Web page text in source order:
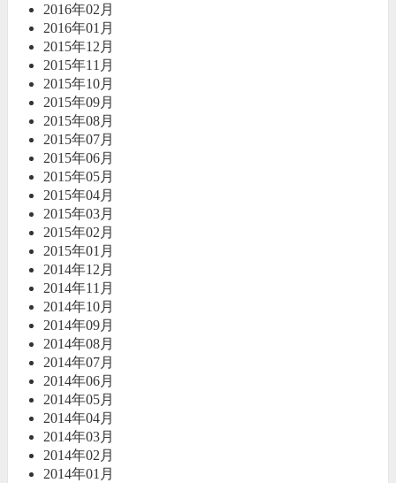
2016年02月
2016年01月
2015年12月
2015年11月
2015年10月
2015年09月
2015年08月
2015年07月
2015年06月
2015年05月
2015年04月
2015年03月
2015年02月
2015年01月
2014年12月
2014年11月
2014年10月
2014年09月
2014年08月
2014年07月
2014年06月
2014年05月
2014年04月
2014年03月
2014年02月
2014年01月